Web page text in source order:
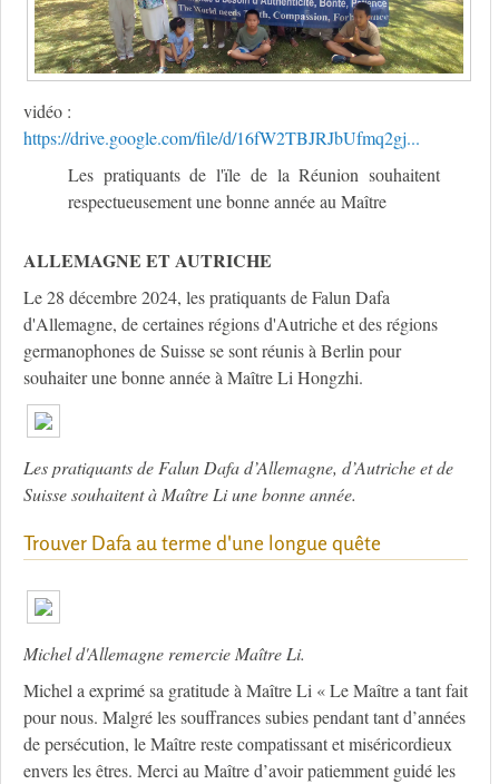
vidéo :
https://drive.google.com/file/d/16fW2TBJRJbUfmq2gj...
Les pratiquants de l'ïle de la Réunion souhaitent
respectueusement une bonne année au Maître
ALLEMAGNE ET AUTRICHE
Le 28 décembre 2024, les pratiquants de Falun Dafa
d'Allemagne, de certaines régions d'Autriche et des régions
germanophones de Suisse se sont réunis à Berlin pour
souhaiter une bonne année à Maître Li Hongzhi.
Les pratiquants de Falun Dafa d’Allemagne, d’Autriche et de
Suisse souhaitentà Maître Li une bonne année.
Trouver Dafa au terme d'une longue quête
Michel d'Allemagne remercie Maître Li.
Michel a exprimé sa gratitude à Maître Li « Le Maître a tant fait
pour nous. Malgré les souffrances subies pendant tant d’années
de persécution, le Maître reste compatissant et miséricordieux
envers les êtres. Merci au Maître d’avoir patiemment guidé les